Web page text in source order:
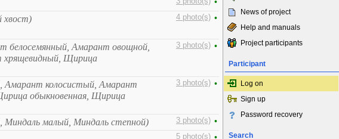
хвост) 4 photo(s) •
белосемянный, Амарант овощной,
Щирица
3 photo(s) •
Амарант колосистый, Амарант
обыкновенная, Щирица
3 photo(s) •
Миндаль малый, Миндаль степной) 3 photo(s) •
5 photo(s)
News of project
Help and manuals
Project participants
Participant
Log on
Sign up
Password recovery
Search